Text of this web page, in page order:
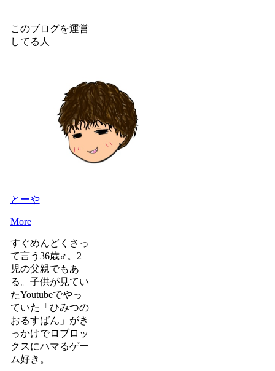
このブログを運営
してる人
とーや
More
すぐめんどくさっ
て言う36歳♂。2
児の父親でもあ
る。子供が見てい
たYoutubeでやっ
ていた「ひみつの
おるすばん」がき
っかけでロブロッ
クスにハマるゲー
ム好き。